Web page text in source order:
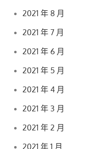
2021 年 8 月
2021 年 7 月
2021 年 6 月
2021 年 5 月
2021 年 4 月
2021 年 3 月
2021 年 2 月
2021 年 1 月